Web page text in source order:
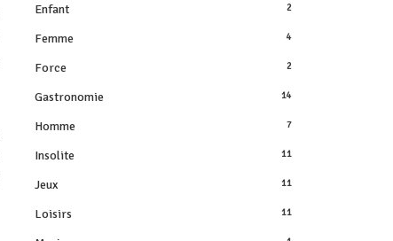
Enfant 2
Femme 4
Force 2
Gastronomie 14
Homme 7
Insolite 11
Jeux 11
Loisirs 11